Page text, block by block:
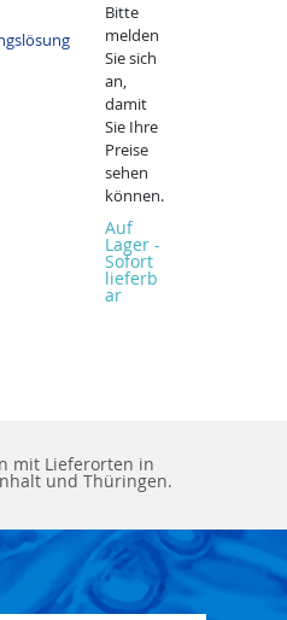
Bitte
melden
Sie sich
an,
damit
Sie Ihre
Preise
sehen
können.
Auf
Lager -
Sofort
lieferb
ar
mit Lieferorten in
und Thüringen.